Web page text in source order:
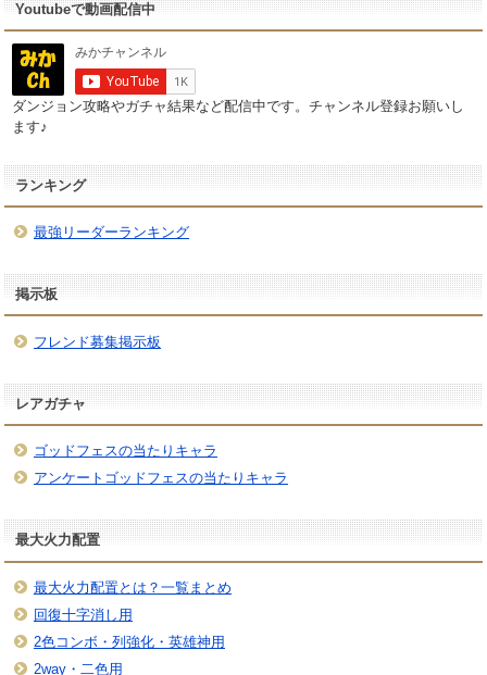
Youtubeで動画配信中
ダンジョン攻略やガチャ結果など配信中です。チャンネル登録お願いし
ます♪
ランキング
最強リーダーランキング
掲示板
フレンド募集掲示板
レアガチャ
ゴッドフェスの当たりキャラ
アンケートゴッドフェスの当たりキャラ
最大火力配置
最大火力配置とは？一覧まとめ
回復十字消し用
2色コンボ・列強化・英雄神用
2way・二色用